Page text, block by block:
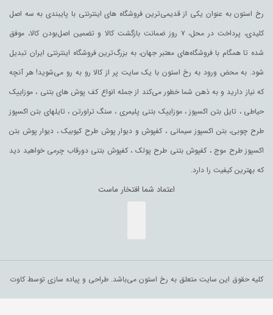
رخ استون به عنوان یکی از قدیمی‌ترین فروشگاه های اینترنتی با پایبندی به سه اصل
کلیدی، پرداخت در محل، ۷ روز ضمانت بازگشت کالا و تضمین اصل‌بودن کالا، موفق
شده تا همگام با فروشگاه‌های معتبر جهان، به بزرگ‌ترین فروشگاه اینترنتی ایران تبدیل
شود. به محض ورود به رخ استون با یک سایت پر از کالا رو به رو می‌شوید! هر آنچه
که نیاز دارید و به ذهن شما خطور می‌کند از جمله انواع کف پوش های بتنی ، موزاییک
حیاطی ، تایل بتن اکسپوز ، موزاییک بتنی پلیمری ، سنگ تراورتن ، تایلهای بتن اکسپوز
طرح چوبی، بتن اکسپوز سیمانی ، کفپوش و دیوار پوش طرح کیوبیک ، دیوار پوش بتن
اکسپوز طرح موج ، کفپوش بتنی طرح پولک ، کفپوش بتنی دورقاب چرمی خواهید دید
که بهترین کیفیت را دارد.
اعتماد شما افتخار ماست
کلیه حقوق این سایت متعلق به رخ استون می‌باشد. طراحی و پیاده سازی توسط کاوت